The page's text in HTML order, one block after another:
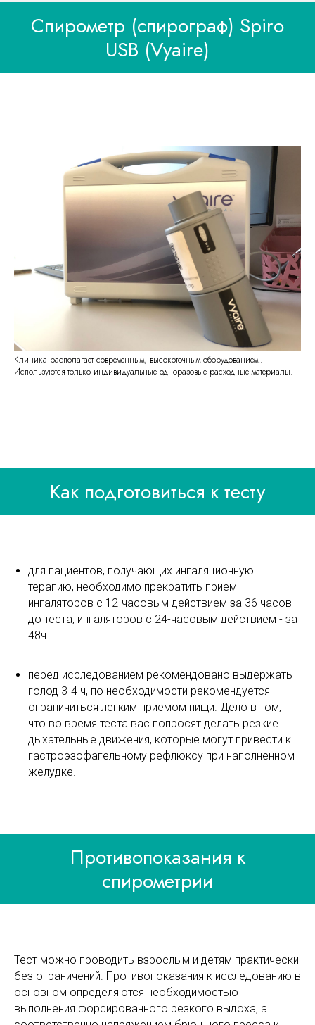
Спирометр (спирограф) Spiro
USB (Vyaire)
Клиника располагает современным, высокоточным оборудованием..
Используются только индивидуальные одноразовые расходные материалы.
Как подготовиться к тесту
для пациентов, получающих ингаляционную
терапию, необходимо прекратить прием
ингаляторов с 12-часовым действием за 36 часов
до теста, ингаляторов с 24-часовым действием - за
48ч.
перед исследованием рекомендовано выдержать
голод 3-4 ч, по необходимости рекомендуется
ограничиться легким приемом пищи. Дело в том,
что во время теста вас попросят делать резкие
дыхательные движения, которые могут привести к
гастроэзофагельному рефлюксу при наполненном
желудке.
Противопоказания к
спирометрии
Тест можно проводить взрослым и детям практически
без ограничений. Противопоказания к исследованию в
основном определяются необходимостью
выполнения форсированного резкого выдоха, а